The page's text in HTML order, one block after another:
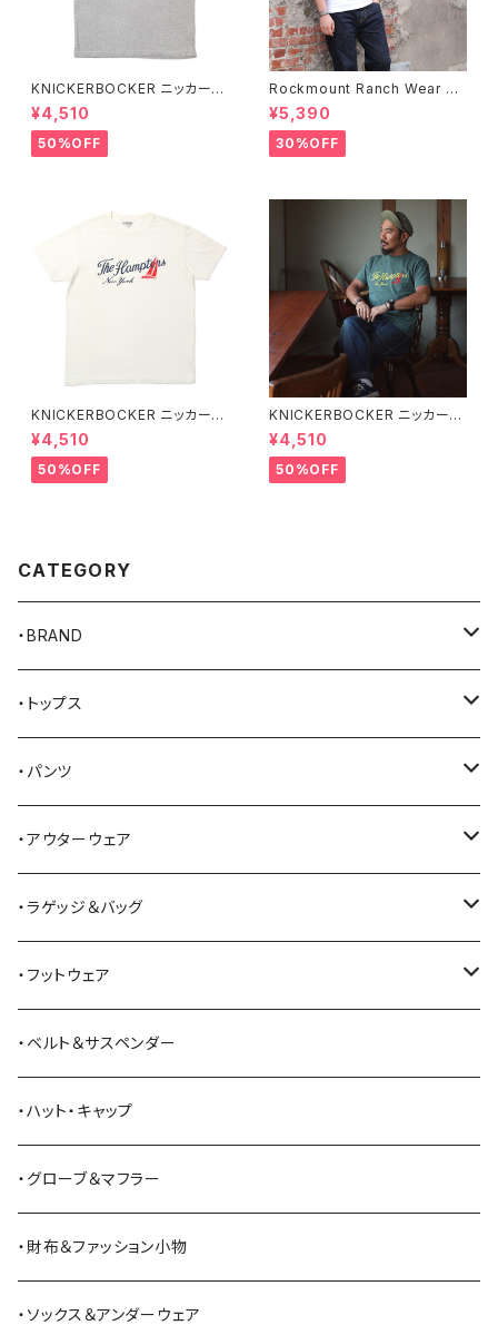
KNICKERBOCKER ニッカーボ
ッカー HEATHER GREY ハン
プトン Tシャツ
¥4,510
50%OFF
Rockmount Ranch Wear ロ
ックマウント ランチウェア Rock
mount Bronc Western T-Sh
irt 半袖Tシャツ 全3色
¥5,390
30%OFF
KNICKERBOCKER ニッカーボ
ッカー MILK ハンプトン Tシャ
ツ
¥4,510
50%OFF
KNICKERBOCKER ニッカーボ
ッカー GREEN ハンプトン Tシ
ャツ
¥4,510
50%OFF
CATEGORY
・BRAND
AKER
Alden
ALFONSO'S OF HOLLYWOOD LEATHER
All American Khakis
American Optical
ANDERSON BEAN BOOT CO.
Bass Pro Shops
BATTLE LAKE
Barbour
BAYSIDE
・トップス
Tシャツ
シャツ
ベスト
セーター
スウェットシャツ
カーディガン
パーカー
・パンツ
ジーンズ
ワークパンツ
オーバーオール
ミリタリーパンツ
ツナギ
ジャージ・スウェット
ハーフパンツ・ショートパンツ
・アウターウェア
コート
ジャケット
ベスト
・ラゲッジ＆バッグ
トートバッグ
ショルダーバッグ
リュック・バックパック
ボストンバッグ・ダッフルバッグ
ヒップバッグ・ファニーパック
ブリーフケース
・フットウェア
ブーツ
スニーカー
サンダル
その他シューズ
シュー用品
・ベルト＆サスペンダー
・ハット・キャップ
・グローブ＆マフラー
・財布＆ファッション小物
・ソックス＆アンダーウェア